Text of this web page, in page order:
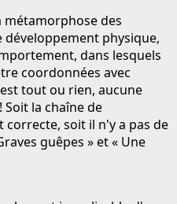
métamorphose des
développement physique,
dans lesquels
coordonnées avec
tout ou rien, aucune
la chaîne de
soit il n'y a pas de
guêpes » et « Une